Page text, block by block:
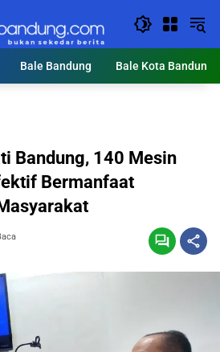
Bale Bandung Bale Kota Bandung
Bandung, 140 Mesin
Bermanfaat